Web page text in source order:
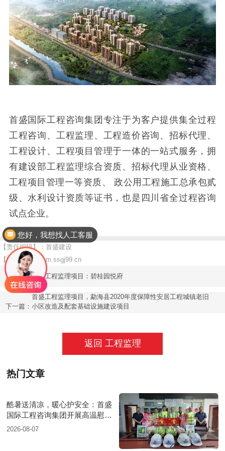
首盛国际工程咨询集团专注于为客户提供集全过程
工程咨询、工程监理、工程造价咨询、招标代理、
工程设计、工程项目管理于一体的一站式服务，拥
有建设部工程监理综合资质、招标代理从业资格、
工程项目管理一等资质、 政公用工程施工总承包贰
级、水利设计资质等证书，也是四川省全过程咨询
试点企业。
【责任编辑】：首盛建设
【版权所有】：m.ssgj99.cn
上一篇：首盛工程监理项目：碧桂园悦府
下一篇：
首盛工程监理项目，勐海县2020年度保障性安居工程城镇老旧
小区改造及配套基础设施建设项目
返回 工程监理
热门文章
酷暑送清凉，暖心护安全：首盛
国际工程咨询集团开展高温慰问
活动
2026-08-07
您好，我想找人工客服